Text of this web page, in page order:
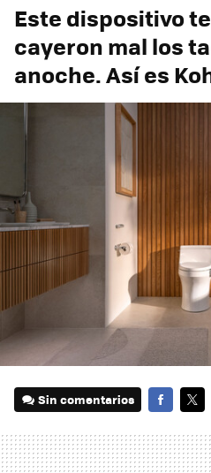
Este dispositivo
cayeron mal los
anoche. Así es
Sin comentarios